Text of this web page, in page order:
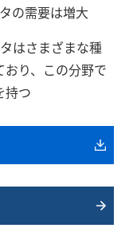
の需要は増大
はさまざまな種
り、この分野で
持つ